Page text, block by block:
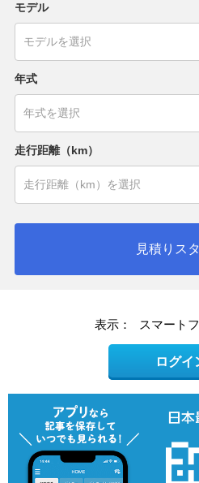
モデル
年式
走行距離（km）
見積りス
表示： スマート
ログイ